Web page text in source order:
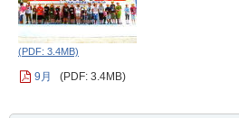
(PDF: 3.4MB)
9月 (PDF: 3.4MB)